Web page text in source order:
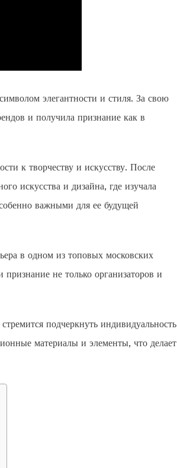
элегантности и стиля. За свою
и получила признание как в
к творчеству и искусству. После
искусства и дизайна, где изучала
важными для ее будущей
в одном из топовых московских
не только организаторов и
подчеркнуть индивидуальность
материалы и элементы, что делает